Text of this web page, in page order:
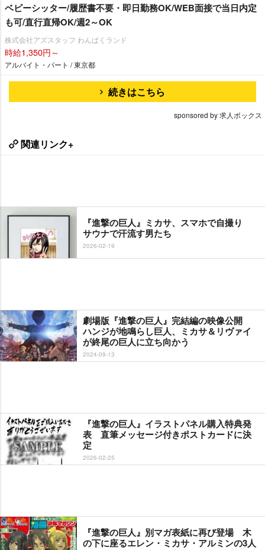
ベビーシッター/履歴書不要・即日勤務OK/WEB面接で当日内定
も可/直行直帰OK/週2～OK
株式会社アズスタッフ わんぱくランド
時給1,350円～
アルバイト・パート / 東京都
続きはこちら
sponsored by 求人ボックス
関連リンク+
『進撃の巨人』ミカサ、スマホで自撮り
サウナで汗流す男たち
2026-02-19
劇場版『進撃の巨人』完結編の映像公開
ハンジが地鳴らし巨人、ミカサ＆リヴァイ
が終尾の巨人に立ち向かう
2024-09-13
『進撃の巨人』イラストパネル購入特典発
表 直筆メッセージ付きポストカードに決
定
2026-02-25
『進撃の巨人』別マガ表紙に再び登場 木
の下に座るエレン・ミカサ・アルミンの3人